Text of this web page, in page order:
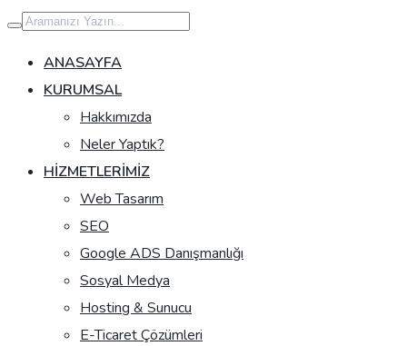
İçeriğe
geç
ANASAYFA
KURUMSAL
Hakkımızda
Neler Yaptık?
HIZMETLERIMIZ
Web Tasarım
SEO
Google ADS Danışmanlığı
Sosyal Medya
Hosting & Sunucu
E-Ticaret Çözümleri